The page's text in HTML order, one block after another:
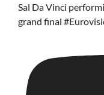
Sal Da Vinci
grand final